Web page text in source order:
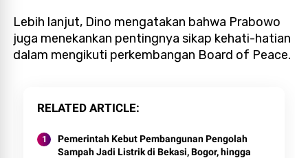
Lebih lanjut, Dino mengatakan bahwa Prabowo
juga menekankan pentingnya sikap kehati-hatian
dalam mengikuti perkembangan Board of Peace.
RELATED ARTICLE
Pemerintah Kebut Pembangunan Pengolah
Sampah Jadi Listrik di Bekasi, Bogor, hingga